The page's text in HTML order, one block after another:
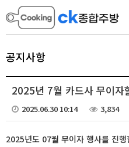
공지사항
2025년 7월 카드사 무이자
2025.06.30 10:14 3,834
2025년도 07월 무이자 행사를 진행